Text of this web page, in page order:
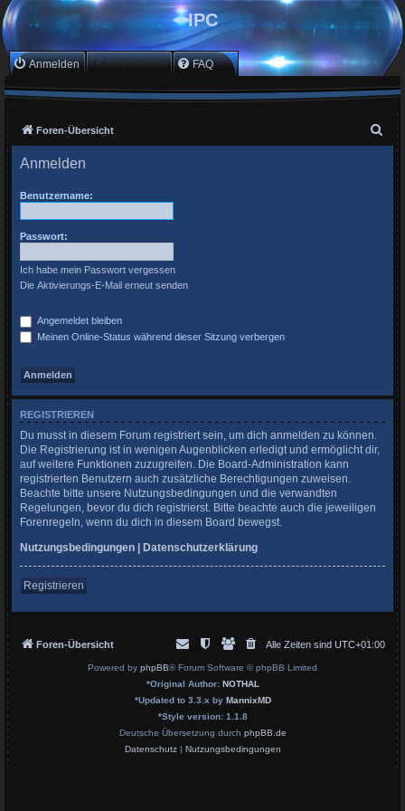
IPC
Anmelden Registrieren FAQ
Foren-Übersicht
Anmelden
Benutzername:
Passwort:
Ich habe mein Passwort vergessen
Die Aktivierungs-E-Mail erneut senden
Angemeldet bleiben
Meinen Online-Status während dieser Sitzung verbergen
REGISTRIEREN
Du musst in diesem Forum registriert sein, um dich anmelden zu können.
Die Registrierung ist in wenigen Augenblicken erledigt und ermöglicht dir,
auf weitere Funktionen zuzugreifen. Die Board-Administration kann
registrierten Benutzern auch zusätzliche Berechtigungen zuweisen.
Beachte bitte unsere Nutzungsbedingungen und die verwandten
Regelungen, bevor du dich registrierst. Bitte beachte auch die jeweiligen
Forenregeln, wenn du dich in diesem Board bewegst.
Nutzungsbedingungen | Datenschutzerklärung
Registrieren
Foren-Übersicht Alle Zeiten sind UTC+01:00
Powered by phpBB® Forum Software © phpBB Limited
*Original Author: NOTHAL
*Updated to 3.3.x by MannixMD
*Style version: 1.1.8
Deutsche Übersetzung durch phpBB.de
Datenschutz| Nutzungsbedingungen